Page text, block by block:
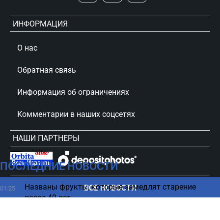
ПОСЛЕДНИЕ НОВОСТИ
01:25
Названы фрукты, которые замедлят старение
после 40 лет
ВСЕ НОВОСТИ
ИНФОРМАЦИЯ
О нас
Обратная связь
Информация об ограничениях
Комментарии в наших соцсетях
НАШИ ПАРТНЕРЫ
сursorinfo.co.il © Все права защищены